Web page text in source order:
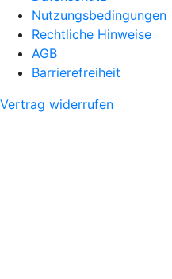
Nutzungsbedingungen
Rechtliche Hinweise
AGB
Barrierefreiheit
Vertrag widerrufen